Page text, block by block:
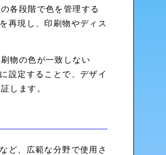
各段階で色を管理する
再現し、印刷物やディス
物の色が一致しない
設定することで、デザイ
します。
ど、広範な分野で使用さ